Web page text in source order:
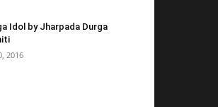
Idol by Jharpada Durga
2016